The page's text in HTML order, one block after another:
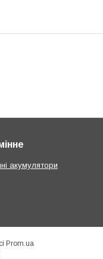
акумулятори
Prom.ua